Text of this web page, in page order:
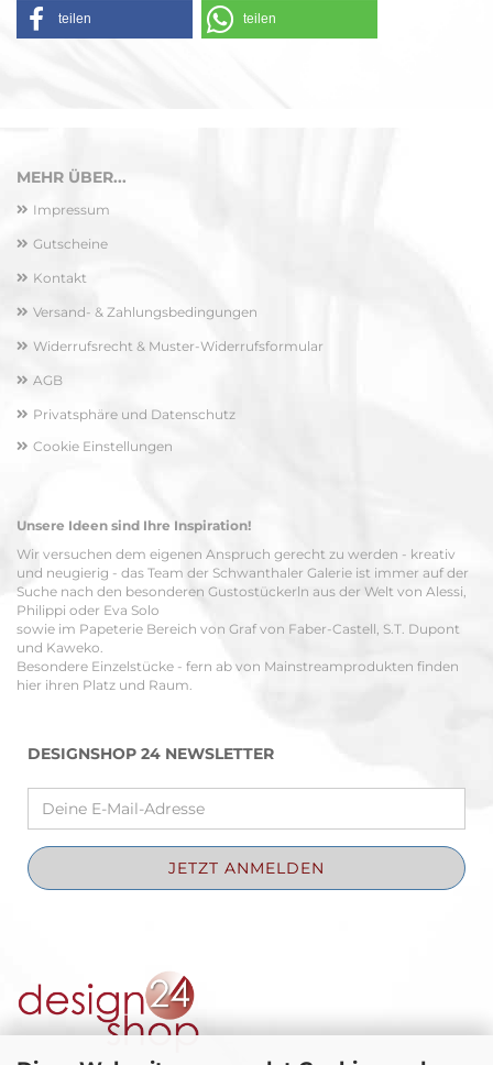
teilen teilen
MEHR ÜBER...
Impressum
Gutscheine
Kontakt
Versand- & Zahlungsbedingungen
Widerrufsrecht & Muster-Widerrufsformular
AGB
Privatsphäre und Datenschutz
Cookie Einstellungen
Unsere Ideen sind Ihre Inspiration!
Wir versuchen dem eigenen Anspruch gerecht zu werden - kreativ
und neugierig - das Team der Schwanthaler Galerie ist immer auf der
Suche nach den besonderen Gustostückerln aus der Welt von Alessi,
Philippi oder Eva Solo
sowie im Papeterie Bereich von Graf von Faber-Castell, S.T. Dupont
und Kaweko.
Besondere Einzelstücke - fern ab von Mainstreamprodukten finden
hier ihren Platz und Raum.
DESIGNSHOP 24 NEWSLETTER